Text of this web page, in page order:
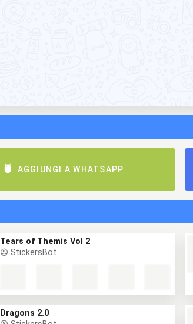
AGGIUNGI A WHATSAPP
Tears of Themis Vol 2
StickersBot
Dragons 2.0